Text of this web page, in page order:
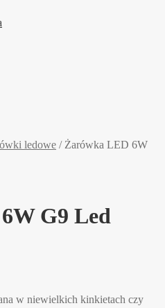
ledowe / Żarówka LED 6W
G9 Led
w niewielkich kinkietach czy